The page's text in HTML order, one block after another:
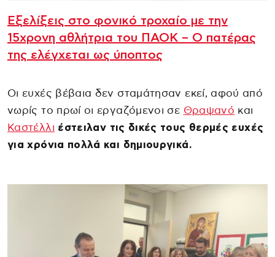
Εξελίξεις στο φονικό τροχαίο με την
15χρονη αθλήτρια του ΠΑΟΚ – Ο πατέρας
της ελέγχεται ως ύποπτος
Οι ευχές βέβαια δεν σταμάτησαν εκεί, αφού από
νωρίς το πρωί οι εργαζόμενοι σε Θραψανό και
Καστέλλι έστειλαν τις δικές τους θερμές ευχές
για χρόνια πολλά και δημιουργικά.